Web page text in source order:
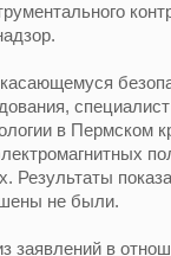
в Пермском
Результаты
не были.
заявлений в